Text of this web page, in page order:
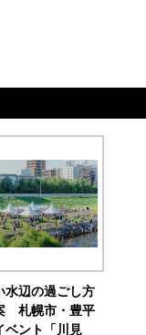
水辺の過ごし方
札幌市・豊平
ベント「川見